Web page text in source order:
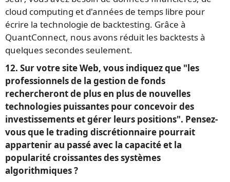
cloud computing et d'années de temps libre pour
écrire la technologie de backtesting. Grâce à
QuantConnect, nous avons réduit les backtests à
quelques secondes seulement.
12. Sur votre site Web, vous indiquez que "les
professionnels de la gestion de fonds
rechercheront de plus en plus de nouvelles
technologies puissantes pour concevoir des
investissements et gérer leurs positions". Pensez-
vous que le trading discrétionnaire pourrait
appartenir au passé avec la capacité et la
popularité croissantes des systèmes
algorithmiques ?